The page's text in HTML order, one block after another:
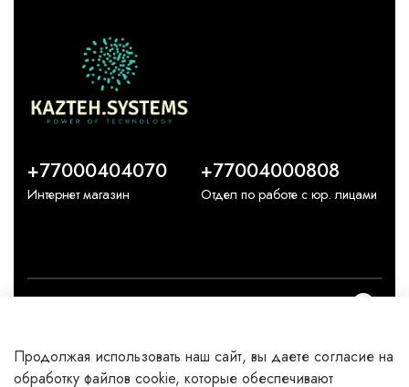
Каталог
+77000404070
Интернет магазин
+77004000808
Отдел по работе с юр. лицами
Продолжая использовать наш сайт, вы даете согласие на
обработку файлов cookie, которые обеспечивают